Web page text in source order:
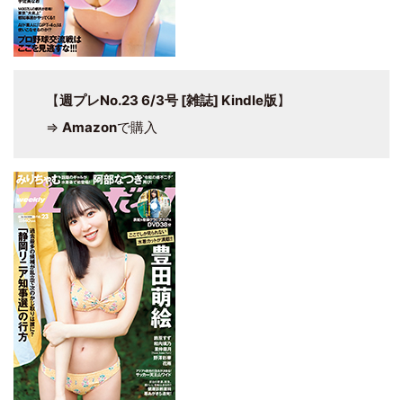
【週プレNo.23 6/3号 [雑誌] Kindle版】
⇒ Amazonで購入